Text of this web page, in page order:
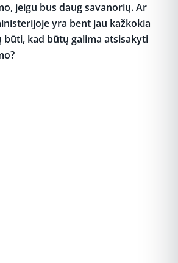
jeigu bus daug savanorių. Ar
yra bent jau kažkokia
kad būtų galima atsisakyti